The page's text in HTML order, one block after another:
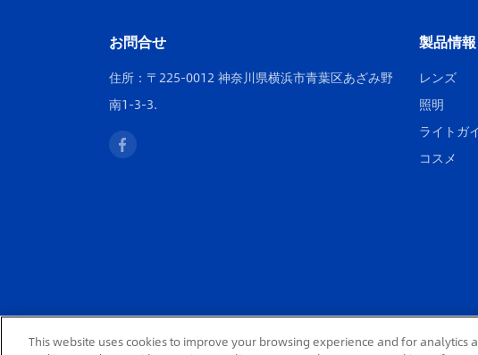
お問合せ
住所：〒225-0012 神奈川県横浜市青葉区あざみ野
南1-3-3.
製品情報
レンズ
照明
ライトガ
コスメ
This website uses cookies to improve your browsing experience and for analytics